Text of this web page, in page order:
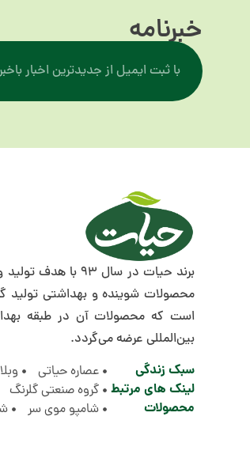
خبرنامه
برند حیات در سال
محصولات شوینده و بهداشتی تولید
است که محصولات آن در طبقه
بین‌المللی عرضه می‌گردد.
سبک زندگی عصاره حیاتی
لینک های مرتبط گروه صنعتی گلرنگ
محصولات شامپو موی سر